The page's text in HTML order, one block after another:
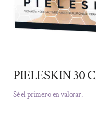
PIELESKIN 30
Sé el primero en valorar.